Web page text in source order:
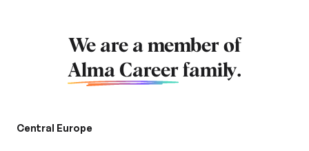
We are a member of
Alma Career family.
Central Europe